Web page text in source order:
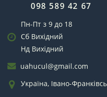
098 589 42 67
Пн-Пт з 9 до 18
Сб Вихідний
Нд Вихідний
uahucul@gmail.com
Україна, Івано-